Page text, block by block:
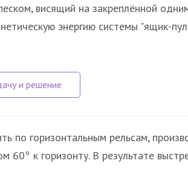
висящий на закреплённой
энергию системы "ящик-
по горизонтальным рельсам,
60° к горизонту. В результате